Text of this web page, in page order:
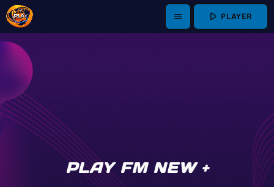
menu play_arrow PLAYER
PLAY FM NEW +